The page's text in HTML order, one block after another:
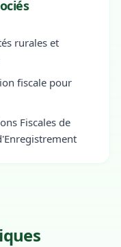
rurales et
fiscale pour
Fiscales de